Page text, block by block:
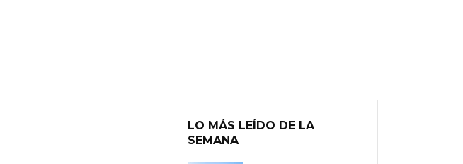
LO MÁS LEÍDO DE LA
SEMANA